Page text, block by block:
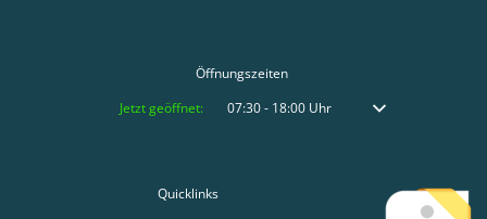
Öffnungszeiten
Klicken, um weitere Öffnungs- oder Schließzeiten auszublenden
Jetzt geöffnet: 07:30- 18:00Uhr Von 07:30 bis 18:00
Quicklinks